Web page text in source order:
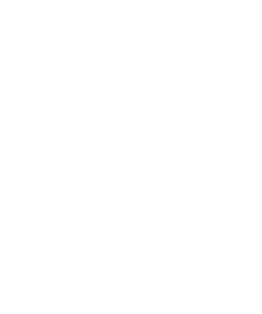
comunicación que
de estos